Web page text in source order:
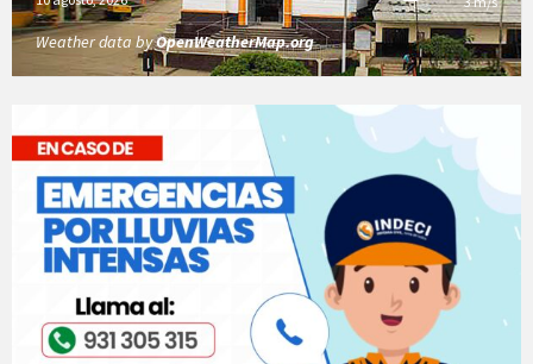
Weather data byOpenWeatherMap.org